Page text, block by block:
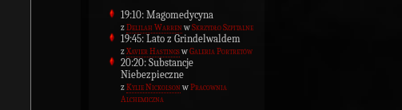
19:10: Magomedycyna
zDelilah Warren wSkrzydło Szpitalne
19:45: Lato z Grindelwaldem
zXavier HastingswGaleria Portretów
20:20: Substancje
Niebezpieczne
zKylie Nickolson wPracownia
Alchemiczna